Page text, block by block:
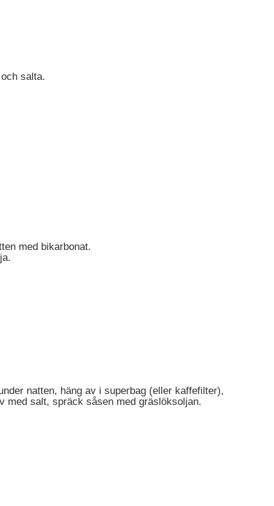
salta.
med bikarbonat.
natten, häng av i superbag (eller kaffefilter),
med salt, spräck såsen med gräslöksoljan.